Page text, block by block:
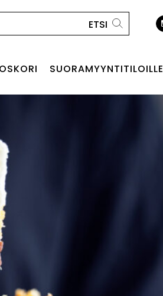
SUORAMYYNTITILOILLE